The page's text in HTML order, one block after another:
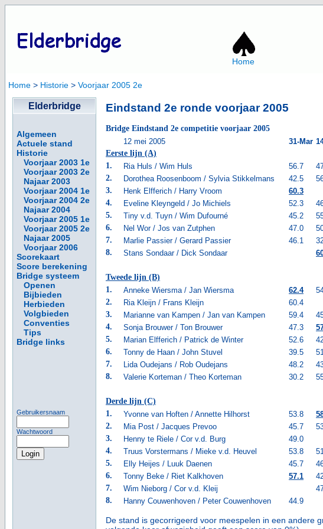
Home
Home > Historie > Voorjaar 2005 2e
Elderbridge
Algemeen
Actuele stand
Historie
Voorjaar 2003 1e
Voorjaar 2003 2e
Najaar 2003
Voorjaar 2004 1e
Voorjaar 2004 2e
Najaar 2004
Voorjaar 2005 1e
Voorjaar 2005 2e
Najaar 2005
Voorjaar 2006
Scorekaart
Score berekening
Bridge systeem
Openen
Bijbieden
Herbieden
Volgbieden
Conventies
Tips
Bridge links
Gebruikersnaam
Wachtwoord
Eindstand 2e ronde voorjaar 2005
Bridge Eindstand 2e competitie voorjaar 2005
12 mei 2005
31-Mar
Eerste lijn (A)
1.
Ria Huls / Wim Huls 56.7
2.
Dorothea Roosenboom / Sylvia Stikkelmans 42.5
3.
Henk Elfferich / Harry Vroom 60.3
4.
Eveline Kleyngeld / Jo Michiels 52.3
5.
Tiny v.d. Tuyn / Wim Dufourné 45.2
6.
Nel Wor / Jos van Zutphen 47.0
7.
Marlie Passier / Gerard Passier 46.1
8.
Stans Sondaar / Dick Sondaar
Tweede lijn (B)
1.
Anneke Wiersma / Jan Wiersma 62.4
2.
Ria Kleijn / Frans Kleijn 60.4
3.
Marianne van Kampen / Jan van Kampen 59.4
4.
Sonja Brouwer / Ton Brouwer 47.3
5.
Marian Elfferich / Patrick de Winter 52.6
6.
Tonny de Haan / John Stuvel 39.5
7.
Lida Oudejans / Rob Oudejans 48.2
8.
Valerie Korteman / Theo Korteman 30.2
Derde lijn (C)
1.
Yvonne van Hoften / Annette Hilhorst 53.8
2.
Mia Post / Jacques Prevoo 45.7
3.
Henny te Riele / Cor v.d. Burg 49.0
4.
Truus Vorstermans / Mieke v.d. Heuvel 53.8
5.
Elly Heijes / Luuk Daenen 45.7
6.
Tonny Beke / Riet Kalkhoven 57.1
7.
Wim Nieborg / Cor v.d. Kleij
8.
Hanny Couwenhoven / Peter Couwenhoven 44.9
De stand is gecorrigeerd voor meespelen in een andere